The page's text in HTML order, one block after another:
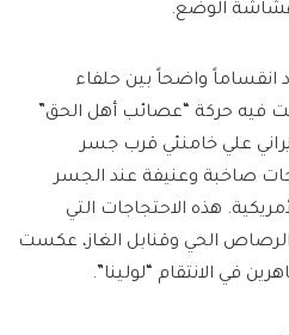
الوضع.
انقساماً واضحاً بين حلفاء
فيه حركة “عصائب أهل الحق”
علي خامنئي قرب جسر
صاخبة وعنيفة عند الجسر
هذه الاحتجاجات التي
الحي وقنابل الغاز، عكست
في الانتقام “لولينا”.